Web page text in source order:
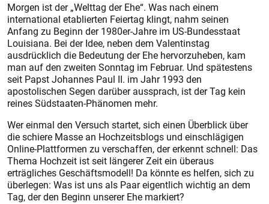
Morgen ist der „Welttag der Ehe“. Was nach einem
international etablierten Feiertag klingt, nahm seinen
Anfang zu Beginn der 1980er-Jahre im US-Bundesstaat
Louisiana. Bei der Idee, neben dem Valentinstag
ausdrücklich die Bedeutung der Ehe hervorzuheben, kam
man auf den zweiten Sonntag im Feb­ruar. Und spätestens
seit Papst Johannes Paul II. im Jahr 1993 den
apostolischen Segen darüber aussprach, ist der Tag kein
reines Südstaaten-Phänomen mehr.
Wer einmal den Versuch startet, sich einen Überblick über
die schiere Masse an Hochzeitsblogs und einschlägigen
Online-Plattformen zu verschaffen, der erkennt schnell: Das
Thema Hochzeit ist seit längerer Zeit ein überaus
erträgliches Geschäftsmodell! Da könnte es helfen, sich zu
überlegen: Was ist uns als Paar eigentlich wichtig an dem
Tag, der den Beginn unserer Ehe markiert?